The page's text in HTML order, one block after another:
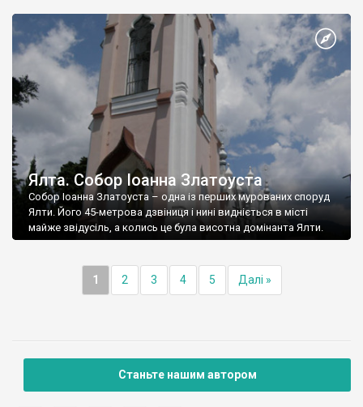
Ялта. Собор Іоанна Златоуста
Собор Іоанна Златоуста – одна із перших мурованих споруд
Ялти. Його 45-метрова дзвіниця і нині видніється в місті
майже звідусіль, а колись це була висотна домінанта Ялти.
1 2 3 4 5 Далі »
Станьте нашим автором